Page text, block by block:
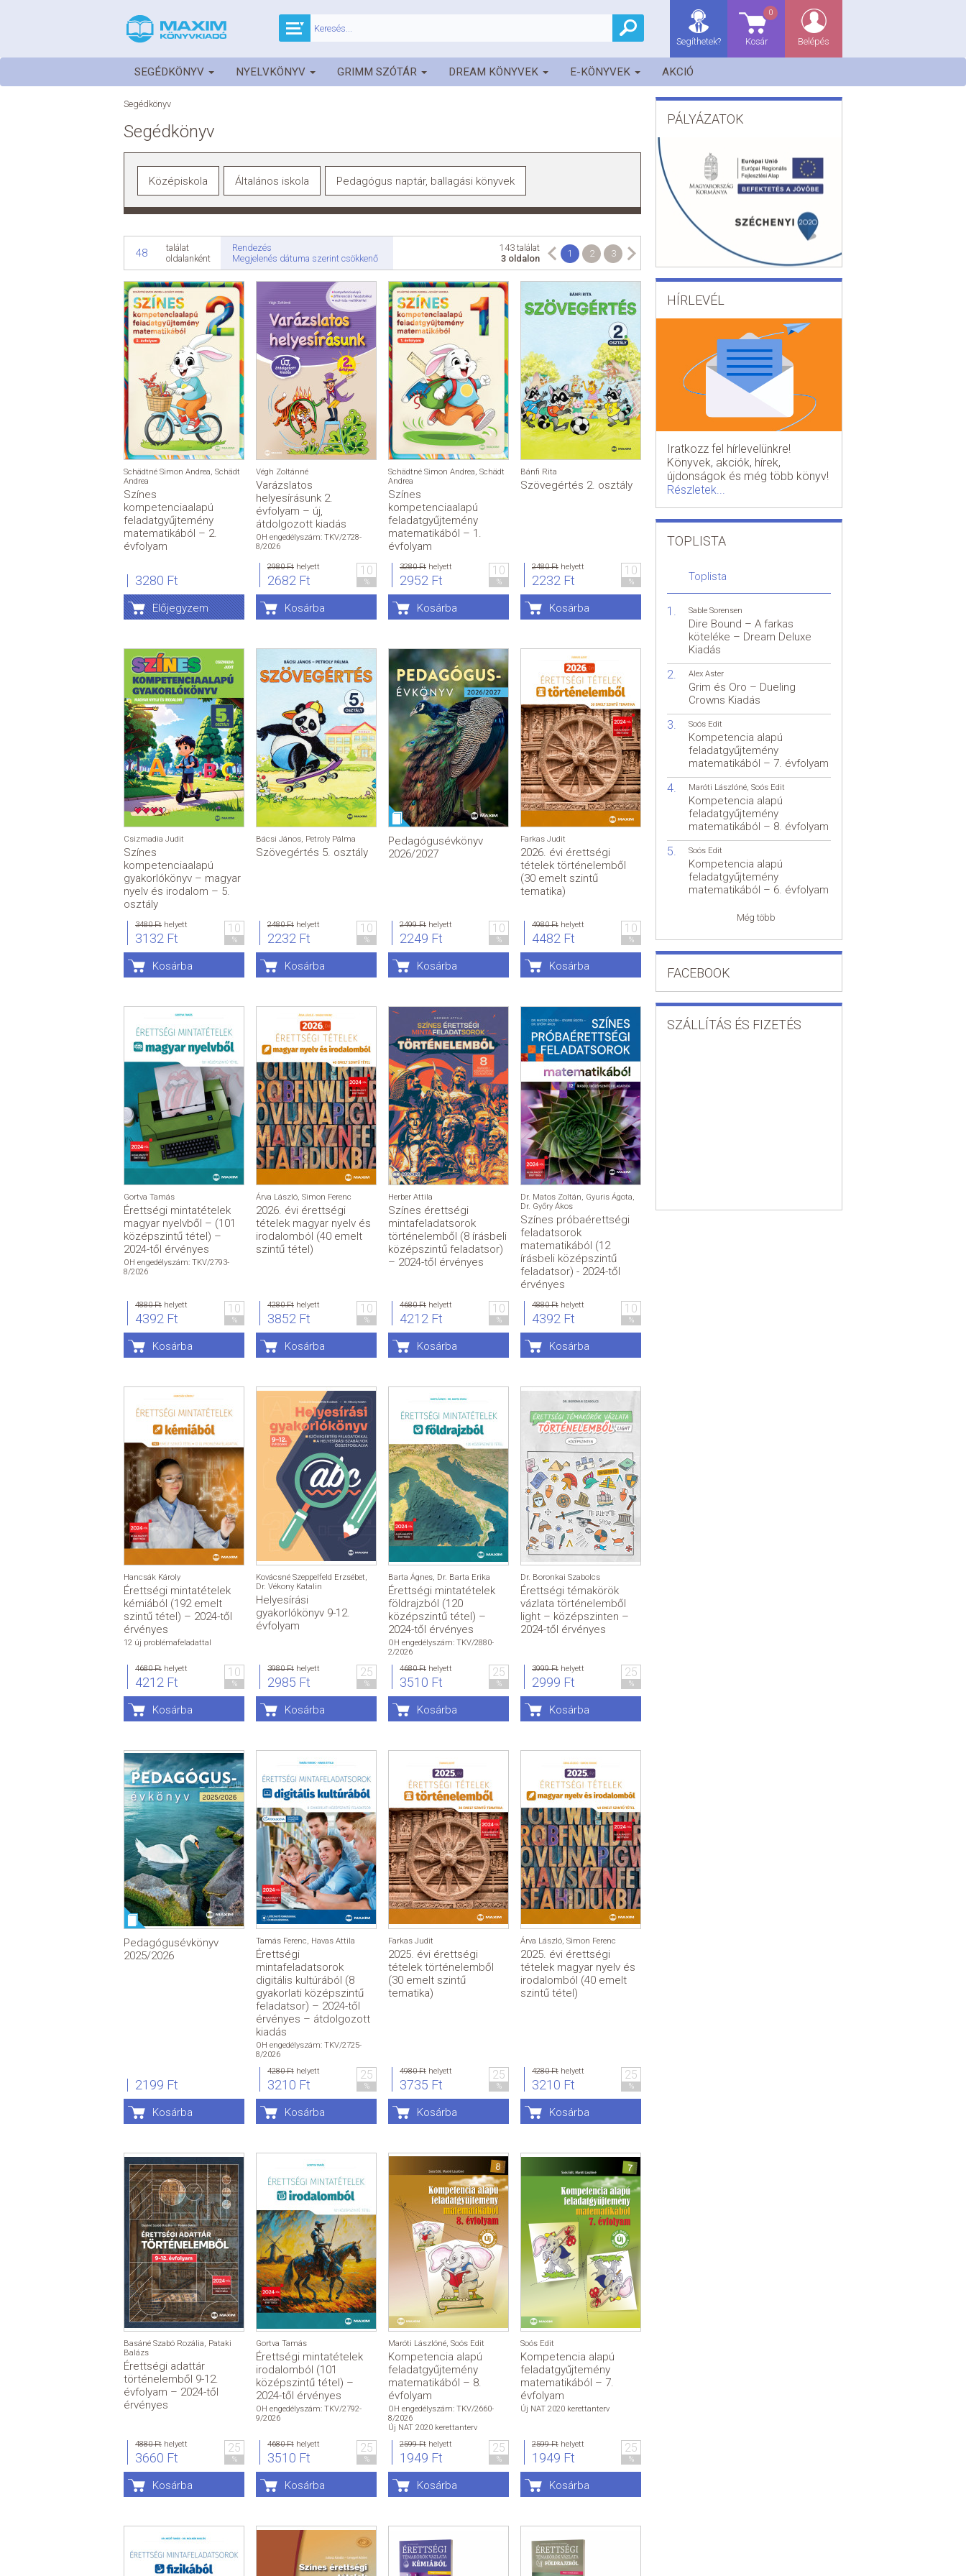
Belépés
Kosár
0
Segíthetek?
SEGÉDKÖNYV NYELVKÖNYV GRIMM SZÓTÁR DREAM KÖNYVEK E-KÖNYVEK AKCIÓ
Segédkönyv
Segédkönyv
Középiskola Általános iskola Pedagógus naptár, ballagási könyvek
48
találat
oldalanként
Rendezés
Megjelenés dátuma szerint csökkenő
1 2 3
143 találat
3 oldalon
Schädtné Simon Andrea, Schädt
Andrea
Színes
kompetenciaalapú
feladatgyűjtemény
matematikából – 2.
évfolyam
3280 Ft
Előjegyzem
Végh Zoltánné
Varázslatos
helyesírásunk 2.
évfolyam – új,
átdolgozott kiadás
OH engedélyszám: TKV/2728-
8/2026
2980 Ft helyett
2682 Ft
10
%
Kosárba
Schädtné Simon Andrea, Schädt
Andrea
Színes
kompetenciaalapú
feladatgyűjtemény
matematikából – 1.
évfolyam
3280 Ft helyett
2952 Ft
10
%
Kosárba
Bánfi Rita
Szövegértés 2. osztály
2480 Ft helyett
2232 Ft
10
%
Kosárba
Csizmadia Judit
Színes
kompetenciaalapú
gyakorlókönyv – magyar
nyelv és irodalom – 5.
osztály
3480 Ft helyett
3132 Ft
10
%
Kosárba
Bácsi János, Petroly Pálma
Szövegértés 5. osztály
2480 Ft helyett
2232 Ft
10
%
Kosárba
Pedagógusévkönyv
2026/2027
2499 Ft helyett
2249 Ft
10
%
Kosárba
Farkas Judit
2026. évi érettségi
tételek történelemből
(30 emelt szintű
tematika)
4980 Ft helyett
4482 Ft
10
%
Kosárba
Gortva Tamás
Érettségi mintatételek
magyar nyelvből – (101
középszintű tétel) –
2024-től érvényes
OH engedélyszám: TKV/2793-
8/2026
4880 Ft helyett
4392 Ft
10
%
Kosárba
Árva László, Simon Ferenc
2026. évi érettségi
tételek magyar nyelv és
irodalomból (40 emelt
szintű tétel)
4280 Ft helyett
3852 Ft
10
%
Kosárba
Herber Attila
Színes érettségi
mintafeladatsorok
történelemből (8 írásbeli
középszintű feladatsor)
– 2024-től érvényes
4680 Ft helyett
4212 Ft
10
%
Kosárba
Dr. Matos Zoltán, Gyuris Ágota,
Dr. Győry Ákos
Színes próbaérettségi
feladatsorok
matematikából (12
írásbeli középszintű
feladatsor) - 2024-től
érvényes
4880 Ft helyett
4392 Ft
10
%
Kosárba
Hancsák Károly
Érettségi mintatételek
kémiából (192 emelt
szintű tétel) – 2024-től
érvényes
12 új problémafeladattal
4680 Ft helyett
4212 Ft
10
%
Kosárba
Kovácsné Szeppelfeld Erzsébet,
Dr. Vékony Katalin
Helyesírási
gyakorlókönyv 9-12.
évfolyam
3980 Ft helyett
2985 Ft
25
%
Kosárba
Barta Ágnes, Dr. Barta Erika
Érettségi mintatételek
földrajzból (120
középszintű tétel) –
2024-től érvényes
OH engedélyszám: TKV/2880-
2/2026
4680 Ft helyett
3510 Ft
25
%
Kosárba
Dr. Boronkai Szabolcs
Érettségi témakörök
vázlata történelemből
light – középszinten –
2024-től érvényes
3999 Ft helyett
2999 Ft
25
%
Kosárba
Pedagógusévkönyv
2025/2026
2199 Ft
Kosárba
Tamás Ferenc, Havas Attila
Érettségi
mintafeladatsorok
digitális kultúrából (8
gyakorlati középszintű
feladatsor) – 2024-től
érvényes – átdolgozott
kiadás
OH engedélyszám: TKV/2725-
8/2026
4280 Ft helyett
3210 Ft
25
%
Kosárba
Farkas Judit
2025. évi érettségi
tételek történelemből
(30 emelt szintű
tematika)
4980 Ft helyett
3735 Ft
25
%
Kosárba
Árva László, Simon Ferenc
2025. évi érettségi
tételek magyar nyelv és
irodalomból (40 emelt
szintű tétel)
4280 Ft helyett
3210 Ft
25
%
Kosárba
Basáné Szabó Rozália, Pataki
Balázs
Érettségi adattár
történelemből 9-12.
évfolyam – 2024-től
érvényes
4880 Ft helyett
3660 Ft
25
%
Kosárba
Gortva Tamás
Érettségi mintatételek
irodalomból (101
középszintű tétel) –
2024-től érvényes
OH engedélyszám: TKV/2792-
9/2026
4680 Ft helyett
3510 Ft
25
%
Kosárba
Maróti Lászlóné, Soós Edit
Kompetencia alapú
feladatgyűjtemény
matematikából – 8.
évfolyam
OH engedélyszám: TKV/2660-
8/2026
Új NAT 2020 kerettanterv
2599 Ft helyett
1949 Ft
25
%
Kosárba
Soós Edit
Kompetencia alapú
feladatgyűjtemény
matematikából – 7.
évfolyam
Új NAT 2020 kerettanterv
2599 Ft helyett
1949 Ft
25
%
Kosárba
PÁLYÁZATOK
HÍRLEVÉL
Iratkozz fel hírlevelünkre!
Könyvek, akciók, hírek,
újdonságok és még több könyv!
Részletek...
TOPLISTA
Toplista
Sable Sorensen
Dire Bound – A farkas
köteléke – Dream Deluxe
Kiadás
Alex Aster
Grim és Oro – Dueling
Crowns Kiadás
Soós Edit
Kompetencia alapú
feladatgyűjtemény
matematikából – 7. évfolyam
Maróti Lászlóné, Soós Edit
Kompetencia alapú
feladatgyűjtemény
matematikából – 8. évfolyam
Soós Edit
Kompetencia alapú
feladatgyűjtemény
matematikából – 6. évfolyam
Még több
FACEBOOK
SZÁLLÍTÁS ÉS FIZETÉS